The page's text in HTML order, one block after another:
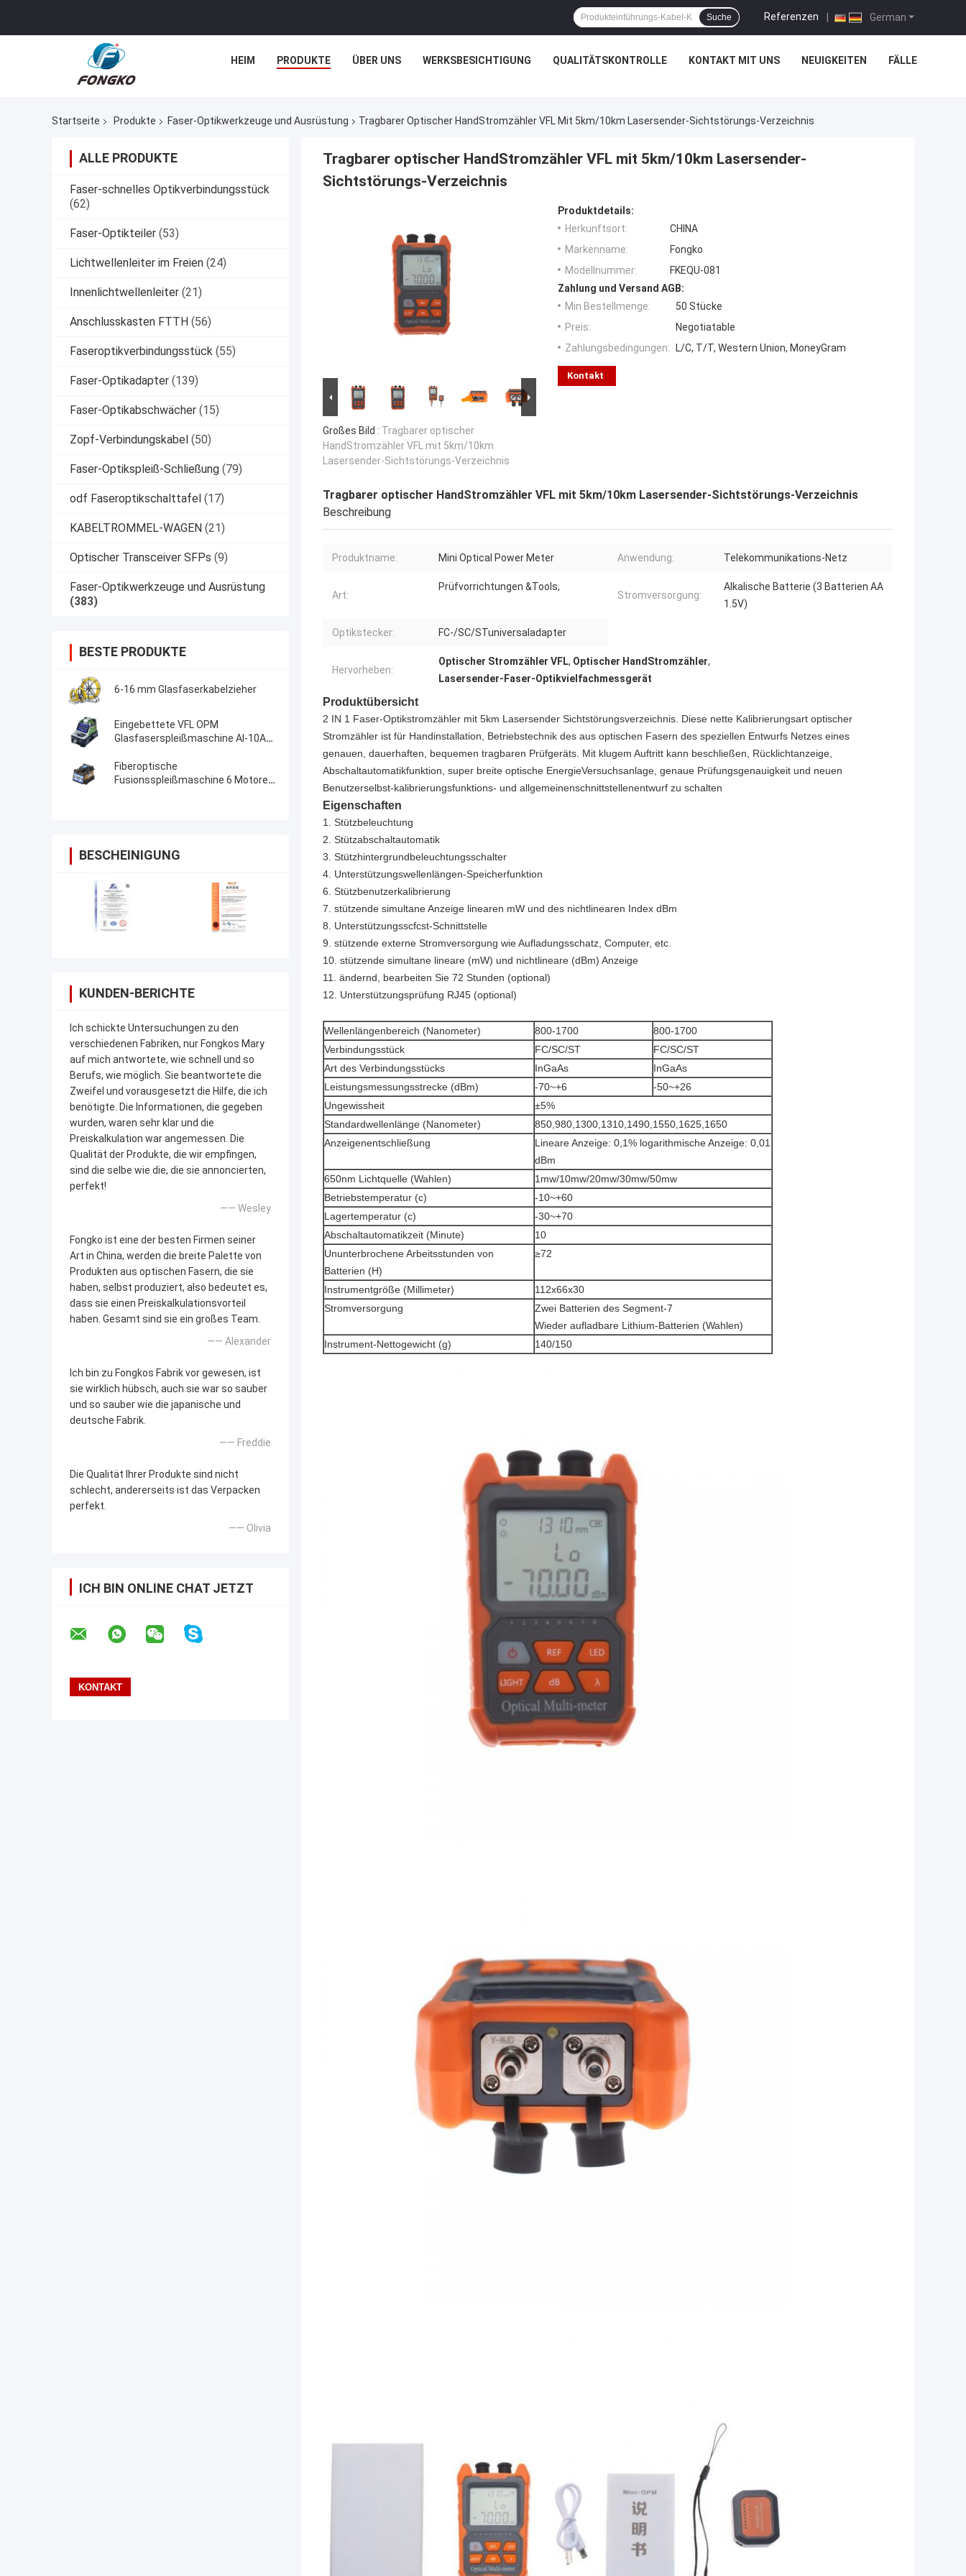
German
Referenzen |
Suche
HEIM PRODUKTE ÜBER UNS WERKSBESICHTIGUNG QUALITÄTSKONTROLLE KONTAKT MIT UNS NEUIGKEITEN FÄLLE
Startseite Produkte Faser-Optikwerkzeuge und Ausrüstung Tragbarer Optischer HandStromzähler VFL Mit 5km/10km Lasersender-Sichtstörungs-Verzeichnis
ALLE PRODUKTE
Faser-schnelles Optikverbindungsstück
(62)
Faser-Optikteiler (53)
Lichtwellenleiter im Freien (24)
Innenlichtwellenleiter (21)
Anschlusskasten FTTH (56)
Faseroptikverbindungsstück (55)
Faser-Optikadapter (139)
Faser-Optikabschwächer (15)
Zopf-Verbindungskabel (50)
Faser-Optikspleiß-Schließung (79)
odf Faseroptikschalttafel (17)
KABELTROMMEL-WAGEN (21)
Optischer Transceiver SFPs (9)
Faser-Optikwerkzeuge und Ausrüstung
(383)
BESTE PRODUKTE
6-16 mm Glasfaserkabelzieher
Eingebettete VFL OPM
Glasfaserspleißmaschine AI-10A
Fusion Splicer
Fiberoptische
Fusionsspleißmaschine 6 Motoren
BESCHEINIGUNG
KUNDEN-BERICHTE
Ich schickte Untersuchungen zu den
verschiedenen Fabriken, nur Fongkos Mary
auf mich antwortete, wie schnell und so
Berufs, wie möglich. Sie beantwortete die
Zweifel und vorausgesetzt die Hilfe, die ich
benötigte. Die Informationen, die gegeben
wurden, waren sehr klar und die
Preiskalkulation war angemessen. Die
Qualität der Produkte, die wir empfingen,
sind die selbe wie die, die sie annoncierten,
perfekt!
—— Wesley
Fongko ist eine der besten Firmen seiner
Art in China, werden die breite Palette von
Produkten aus optischen Fasern, die sie
haben, selbst produziert, also bedeutet es,
dass sie einen Preiskalkulationsvorteil
haben. Gesamt sind sie ein großes Team.
—— Alexander
Ich bin zu Fongkos Fabrik vor gewesen, ist
sie wirklich hübsch, auch sie war so sauber
und so sauber wie die japanische und
deutsche Fabrik.
—— Freddie
Die Qualität Ihrer Produkte sind nicht
schlecht, andererseits ist das Verpacken
perfekt.
—— Olivia
ICH BIN ONLINE CHAT JETZT
Tragbarer optischer HandStromzähler VFL mit 5km/10km Lasersender-
Sichtstörungs-Verzeichnis
Großes Bild : Tragbarer optischer
HandStromzähler VFL mit 5km/10km
Lasersender-Sichtstörungs-Verzeichnis
Produktdetails:
Herkunftsort:
CHINA
Markenname:
Fongko
Modellnummer:
FKEQU-081
Zahlung und Versand AGB:
Min Bestellmenge:
50 Stücke
Preis:
Negotiatable
Zahlungsbedingungen:
L/C, T/T, Western Union, MoneyGram
Kontakt
Tragbarer optischer HandStromzähler VFL mit 5km/10km Lasersender-Sichtstörungs-Verzeichnis
Beschreibung
Produktname: Mini Optical Power Meter Anwendung: Telekommunikations-Netz
Art:
Prüfvorrichtungen &Tools,
Stromversorgung:
Alkalische Batterie (3 Batterien AA
1.5V)
Optikstecker: FC-/SC/STuniversaladapter
Hervorheben:
Optischer Stromzähler VFL, Optischer HandStromzähler,
Lasersender-Faser-Optikvielfachmessgerät
Produktübersicht
2 IN 1 Faser-Optikstromzähler mit 5km Lasersender Sichtstörungsverzeichnis. Diese nette Kalibrierungsart optischer
Stromzähler ist für Handinstallation, Betriebstechnik des aus optischen Fasern des speziellen Entwurfs Netzes eines
genauen, dauerhaften, bequemen tragbaren Prüfgeräts. Mit klugem Auftritt kann beschließen, Rücklichtanzeige,
Abschaltautomatikfunktion, super breite optische EnergieVersuchsanlage, genaue Prüfungsgenauigkeit und neuen
Benutzerselbst-kalibrierungsfunktions- und allgemeinenschnittstellenentwurf zu schalten
Eigenschaften
1. Stützbeleuchtung
2. Stützabschaltautomatik
3. Stützhintergrundbeleuchtungsschalter
4. Unterstützungswellenlängen-Speicherfunktion
6. Stützbenutzerkalibrierung
7. stützende simultane Anzeige linearen mW und des nichtlinearen Index dBm
8. Unterstützungsscfcst-Schnittstelle
9. stützende externe Stromversorgung wie Aufladungsschatz, Computer, etc.
10. stützende simultane lineare (mW) und nichtlineare (dBm) Anzeige
11. ändernd, bearbeiten Sie 72 Stunden (optional)
12. Unterstützungsprüfung RJ45 (optional)
Wellenlängenbereich (Nanometer) 800-1700
800-1700
Verbindungsstück
FC/SC/ST
FC/SC/ST
Art des Verbindungsstücks
InGaAs
InGaAs
Leistungsmessungsstrecke (dBm)
-70~+6
-50~+26
Ungewissheit
±5%
Standardwellenlänge (Nanometer)
850,980,1300,1310,1490,1550,1625,1650
Anzeigenentschließung
Lineare Anzeige: 0,1% logarithmische Anzeige: 0,01
dBm
650nm Lichtquelle (Wahlen)
1mw/10mw/20mw/30mw/50mw
Betriebstemperatur (c)
-10~+60
Lagertemperatur (c)
-30~+70
Abschaltautomatikzeit (Minute)
10
Ununterbrochene Arbeitsstunden von
Batterien (H)
≥72
Instrumentgröße (Millimeter)
112x66x30
Stromversorgung
Zwei Batterien des Segment-7
Wieder aufladbare Lithium-Batterien (Wahlen)
Instrument-Nettogewicht (g)
140/150